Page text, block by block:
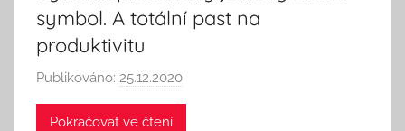
symbol. A totální past na
produktivitu
Publikováno: 25.12.2020
u
Pokračovat ve čtení